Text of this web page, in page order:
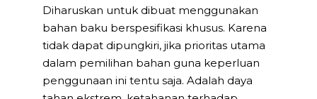
Diharuskan untuk dibuat menggunakan
bahan baku berspesifikasi khusus. Karena
tidak dapat dipungkiri, jika prioritas utama
dalam pemilihan bahan guna keperluan
penggunaan ini tentu saja. Adalah daya